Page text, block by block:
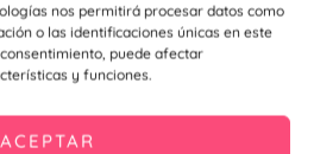
nos permitirá procesar datos como
o las identificaciones únicas en este
puede afectar
y funciones.
ACEPTAR
Chapas abridores imantados
Chapa abridor botanic 59mm
1,10€–1,34€
la